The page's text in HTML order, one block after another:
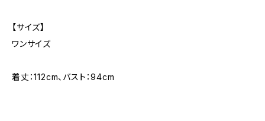
【サイズ】
ワンサイズ
着丈：112cm、バスト：94cm